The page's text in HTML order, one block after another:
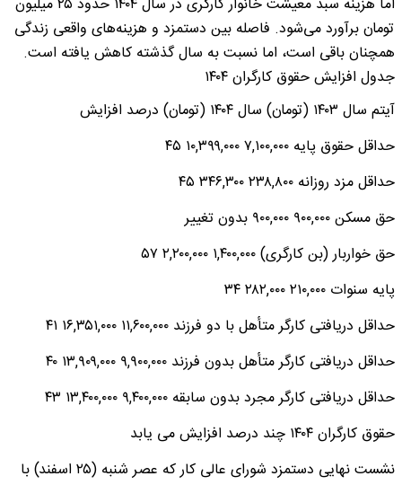
تومان برآورد می‌شود. فاصله بین دستمزد و هزینه‌های واقعی زندگی
همچنان باقی است، اما نسبت به سال گذشته کاهش یافته است.
جدول افزایش حقوق کارگران ۱۴۰۴
آیتم سال ۱۴۰۳ (تومان) سال ۱۴۰۴ (تومان) درصد افزایش
حداقل حقوق پایه ۷,۱۰۰,۰۰۰ ۱۰,۳۹۹,۰۰۰ ۴۵
حداقل مزد روزانه ۲۳۸,۸۰۰ ۳۴۶,۳۰۰ ۴۵
حق مسکن ۹۰۰,۰۰۰ ۹۰۰,۰۰۰ بدون تغییر
حق خواربار (بن کارگری) ۱,۴۰۰,۰۰۰ ۲,۲۰۰,۰۰۰ ۵۷
پایه سنوات ۲۱۰,۰۰۰ ۲۸۲,۰۰۰ ۳۴
حداقل دریافتی کارگر متأهل با دو فرزند ۱۱,۶۰۰,۰۰۰ ۱۶,۳۵۱,۰۰۰ ۴۱
حداقل دریافتی کارگر متأهل بدون فرزند ۹,۹۰۰,۰۰۰ ۱۳,۹۰۹,۰۰۰ ۴۰
حداقل دریافتی کارگر مجرد بدون سابقه ۹,۴۰۰,۰۰۰ ۱۳,۴۰۰,۰۰۰ ۴۳
حقوق کارگران ۱۴۰۴ چند درصد افزایش می یابد
نشست نهایی دستمزد شورای عالی کار که عصر شنبه (۲۵ اسفند) با